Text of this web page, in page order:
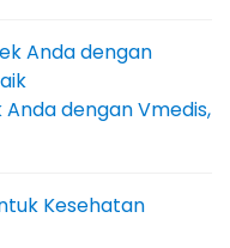
dengan Vmedis,